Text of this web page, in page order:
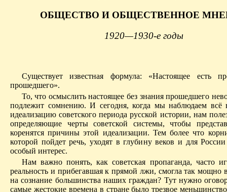
ОБЩЕСТВО И ОБЩЕСТВЕННОЕ
1920—1930-е годы
Существует известная формула: «Настоящее есть
прошедшего».
То, что осмыслить настоящее без знания прошедшего
подлежит сомнению. И сегодня, когда мы наблюдаем всё
идеализацию советского периода русской истории, нам
определяющие черты советской системы, чтобы
коренятся причины этой идеализации. Тем более что
которой пойдет речь, уходят в глубину веков и для
особый интерес.
Нам важно понять, как советская пропаганда, часто
реальность и прибегавшая к прямой лжи, смогла так мощно
на сознание большинства наших граждан? Тут нужно
самые жестокие времена в стране было трезвое